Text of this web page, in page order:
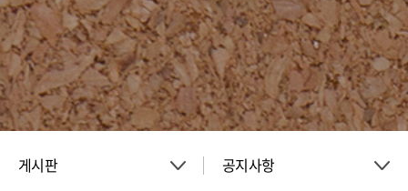
게시판 공지사항